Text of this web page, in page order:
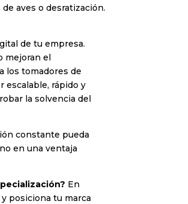
aves o desratización.
de tu empresa.
mejoran el
los tomadores de
escalable, rápido y
la solvencia del
constante pueda
en una ventaja
En
y posiciona tu marca